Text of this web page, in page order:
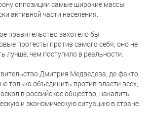
оппозиции самые широкие массы
активной части населения.
правительство захотело бы
протесты против самого себя, оно не
лучше, чем поступило в реальности.
Дмитрия Медведева, де-факто,
только объединить против власти всех,
в российское общество, накалить
и экономическую ситуацию в стране.